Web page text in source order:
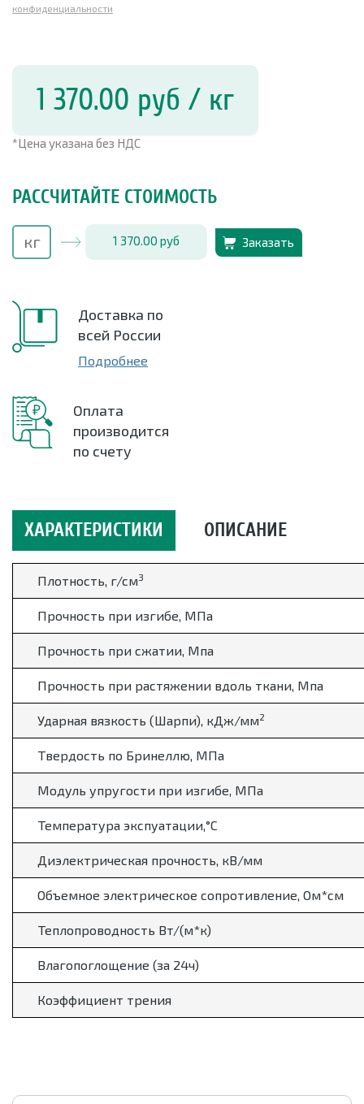
конфиденциальности
1 370.00 руб / кг
*Цена указана без НДС
РАССЧИТАЙТЕ СТОИМОСТЬ
1 370.00 руб Заказать
Доставка по
всей России
Подробнее
Оплата
производится
по счету
ХАРАКТЕРИСТИКИ ОПИСАНИЕ
Плотность, г/см3
Прочность при изгибе, МПа
Прочность при сжатии, Мпа
Прочность при растяжении вдоль ткани, Мпа
Ударная вязкость (Шарпи), кДж/мм2
Твердость по Бринеллю, МПа
Модуль упругости при изгибе, МПа
Температура экспуатации,°С
Диэлектрическая прочность, кВ/мм
Объемное электрическое сопротивление, Ом*см
Теплопроводность Вт/(м*к)
Влагопоглощение (за 24ч)
Коэффициент трения